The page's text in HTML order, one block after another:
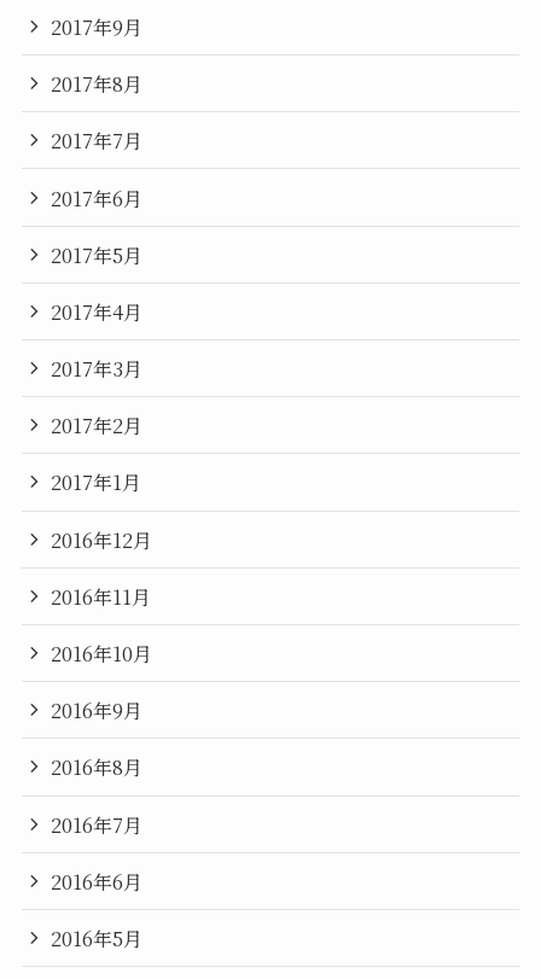
2017年9月
2017年8月
2017年7月
2017年6月
2017年5月
2017年4月
2017年3月
2017年2月
2017年1月
2016年12月
2016年11月
2016年10月
2016年9月
2016年8月
2016年7月
2016年6月
2016年5月